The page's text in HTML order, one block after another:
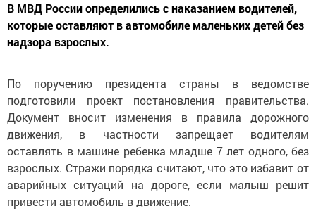
В МВД России определились с наказанием водителей,
которые оставляют в автомобиле маленьких детей без
надзора взрослых.
По поручению президента страны в ведомстве
подготовили проект постановления правительства.
Документ вносит изменения в правила дорожного
движения, в частности запрещает водителям
оставлять в машине ребенка младше 7 лет одного, без
взрослых. Стражи порядка считают, что это избавит от
аварийных ситуаций на дороге, если малыш решит
привести автомобиль в движение.